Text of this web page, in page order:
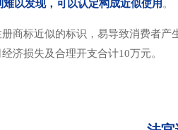
以发现，可以认定构成近似使用 。
商标近似的标识，易导致消费者
济损失及合理开支合计10万元。